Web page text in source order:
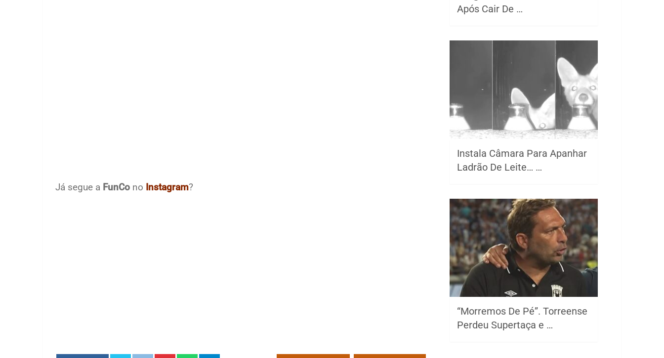
Já segue a FunCo no Instagram?
Após Cair De …
Instala Câmara Para Apanhar
Ladrão De Leite… …
“Morremos De Pé”. Torreense
Perdeu Supertaça e …